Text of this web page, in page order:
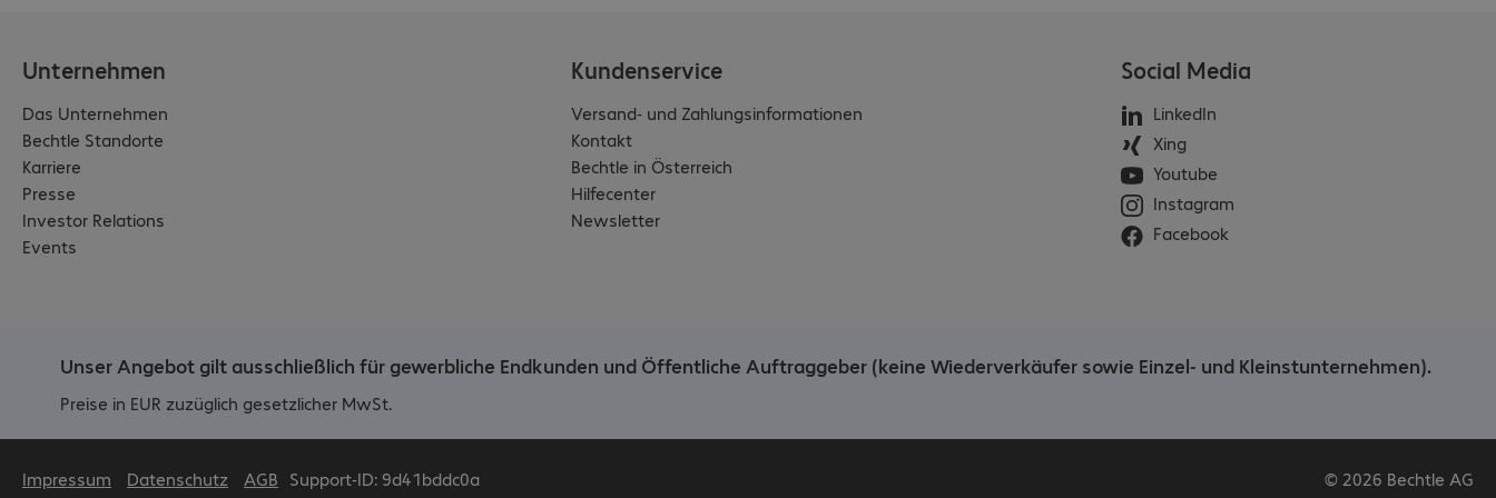
Unternehmen
Das Unternehmen
Bechtle Standorte
Karriere
Presse
Investor Relations
Events
Kundenservice
Versand- und Zahlungsinformationen
Kontakt
Bechtle in Österreich
Hilfecenter
Newsletter
Social Media
LinkedIn
Xing
Youtube
Instagram
Facebook
Unser Angebot gilt ausschließlich für gewerbliche Endkunden und Öffentliche Auftraggeber (keine Wiederverkäufer sowie Einzel- und Kleinstunternehmen).
Preise in EUR zuzüglich gesetzlicher MwSt.
Impressum Datenschutz AGB Support-ID: 9d41bddc0a © 2026 Bechtle AG